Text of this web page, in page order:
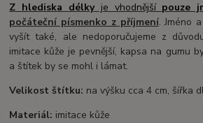
Z hlediska délkyje vhodnější pouze
počáteční písmenko zpříjmení. Jméno
vyšít také, ale nedoporučujeme z
imitace kůže je pevnější, kapsa na gumu
a štítek by se mohl i lámat.
Velikost štítku: na výšku cca 4 cm, šířka
Materiál: imitace kůže